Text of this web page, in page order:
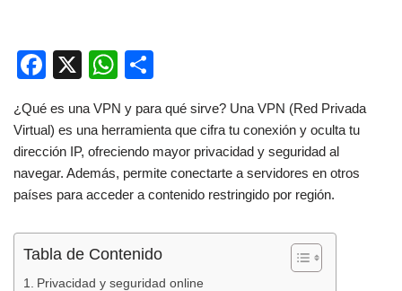
F
c
e
b
o
o
k
X
W
at
s
A
p
p
m
p
ar
tir
¿Qué es una VPN y para qué sirve? Una VPN (Red Privada
Virtual) es una herramienta que cifra tu conexión y oculta tu
dirección IP, ofreciendo mayor privacidad y seguridad al
navegar. Además, permite conectarte a servidores en otros
países para acceder a contenido restringido por región.
Tabla de Contenido
Privacidad y seguridad online